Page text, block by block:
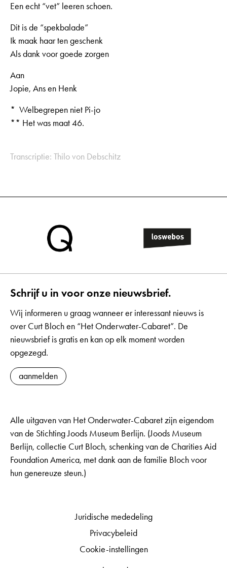
Een echt “vet” leeren schoen.
Dit is de “spekbalade”
Ik maak haar ten geschenk
Als dank voor goede zorgen
Aan
Jopie, Ans en Henk
* Welbegrepen niet Pi-jo
** Het was maat 46.
Transcriptie: Thilo von Debschitz
Schrijf u in voor onze nieuwsbrief.
Wij informeren u graag wanneer er interessant nieuws is
over Curt Bloch en “Het Onderwater-Cabaret”. De
nieuwsbrief is gratis en kan op elk moment worden
opgezegd.
aanmelden
Alle uitgaven van Het Onderwater-Cabaret zijn eigendom
van de Stichting Joods Museum Berlijn. (Joods Museum
Berlijn, collectie Curt Bloch, schenking van de Charities Aid
Foundation America, met dank aan de familie Bloch voor
hun genereuze steun.)
Juridische mededeling
Privacybeleid
Cookie-instellingen